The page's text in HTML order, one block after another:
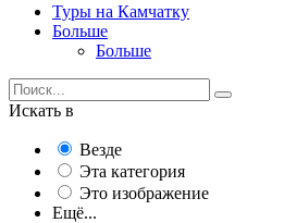
Туры на Камчатку
Больше
Больше
Искать в
Везде
Эта категория
Это изображение
Ещё...